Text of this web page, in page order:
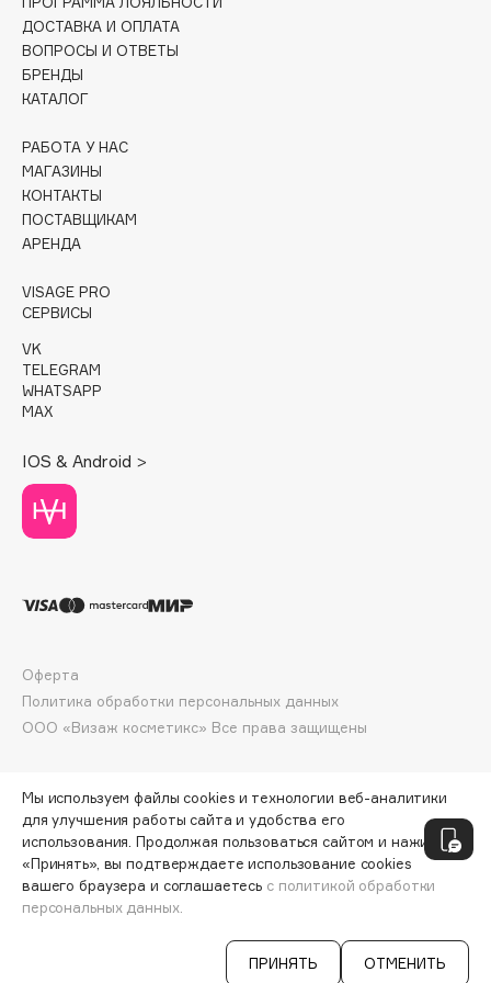
Collagenina
Consly
Corimo
CosRX
Crescina
Cunzite
Curaprox
D
d'Alba
DABO
DARLING*
Deonica
Dessange
Divage
Dorco
DP Daily Perfection
Dr.Ceuracle
Dr.Jart+
DSD de Luxe
Dyson
СООБЩИТЬ О ПОСТУПЛЕНИИ
ДОСТАВКА И ОПЛАТА
ВОПРОСЫ И ОТВЕТЫ
БРЕНДЫ
КАТАЛОГ
РАБОТА У НАС
МАГАЗИНЫ
КОНТАКТЫ
ПОСТАВЩИКАМ
АРЕНДА
VISAGE PRO
СЕРВИСЫ
VK
TELEGRAM
WHATSAPP
MAX
IOS & Android >
ООО «Визаж косметикс» Все права защищены
Оферта
Политика обработки персональных данных
Мы используем файлы cookies и технологии веб-аналитики
для улучшения работы сайта и удобства его
использования. Продолжая пользоваться сайтом и нажимая
«Принять», вы подтверждаете использование cookies
вашего браузера и соглашаетесь с политикой обработки
персональных данных.
ПРИНЯТЬ ОТМЕНИТЬ